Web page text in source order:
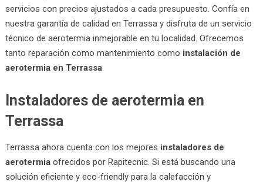
servicios con precios ajustados a cada presupuesto. Confía en
nuestra garantía de calidad en Terrassa y disfruta de un servicio
técnico de aerotermia inmejorable en tu localidad. Ofrecemos
tanto reparación como mantenimiento como instalación de
aerotermia en Terrassa.
Instaladores de aerotermia en
Terrassa
Terrassa ahora cuenta con los mejores instaladores de
aerotermiaofrecidos por Rapitecnic. Si está buscando una
solución eficiente y eco-friendly para la calefacción y